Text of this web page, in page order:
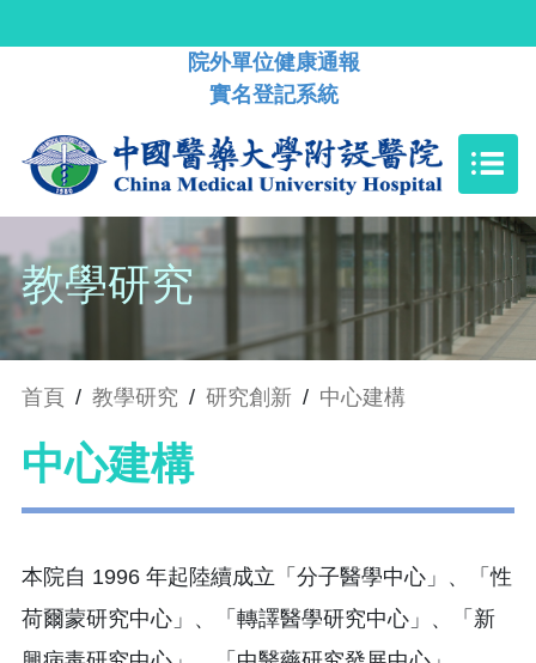
院外單位健康通報
實名登記系統
教學研究
首頁 / 教學研究 / 研究創新 / 中心建構
中心建構
本院自 1996 年起陸續成立「分子醫學中心」、「性
荷爾蒙研究中心」、「轉譯醫學研究中心」、「新